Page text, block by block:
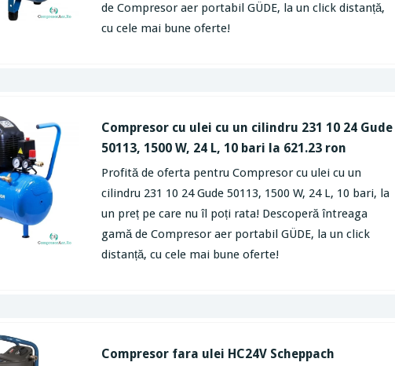
de Compresor aer portabil GÜDE, la un click distanță,
cu cele mai bune oferte!
Compresor cu ulei cu un cilindru 231 10 24 Gude
50113, 1500 W, 24 L, 10 bari la 621.23 ron
Profită de oferta pentru Compresor cu ulei cu un
cilindru 231 10 24 Gude 50113, 1500 W, 24 L, 10 bari, la
un preț pe care nu îl poți rata! Descoperă întreaga
gamă de Compresor aer portabil GÜDE, la un click
distanță, cu cele mai bune oferte!
Compresor fara ulei HC24V Scheppach